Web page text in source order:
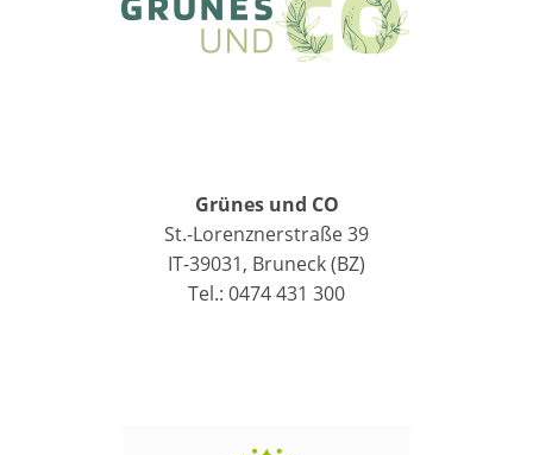
Grünes und CO
St.-Lorenznerstraße 39
IT-39031, Bruneck (BZ)
Tel.: 0474 431 300